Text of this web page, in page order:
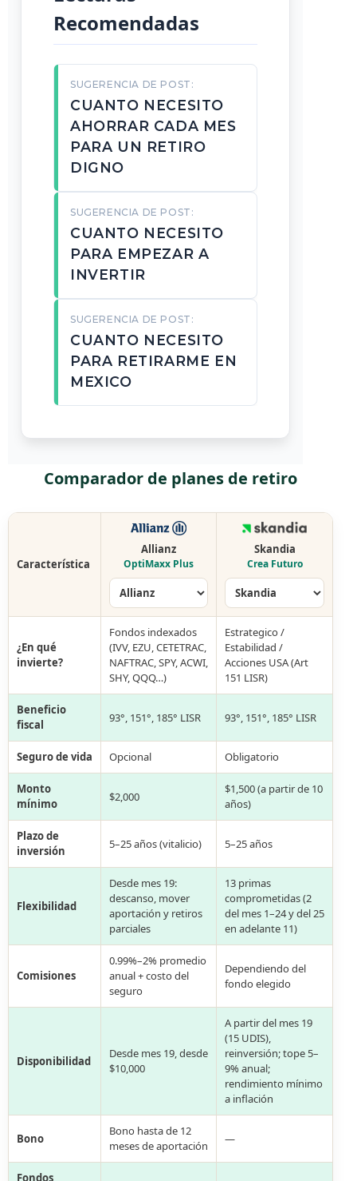
Recomendadas
SUGERENCIA DE POST:
CUANTO NECESITO
AHORRAR CADA MES
PARA UN RETIRO
DIGNO
SUGERENCIA DE POST:
CUANTO NECESITO
PARA EMPEZAR A
INVERTIR
SUGERENCIA DE POST:
CUANTO NECESITO
PARA RETIRARME EN
MEXICO
Comparador de planes de retiro
Característica
Allianz
OptiMaxx Plus
Skandia
Crea Futuro
¿En qué
invierte?
Fondos indexados
(IVV, EZU, CETETRAC,
NAFTRAC, SPY, ACWI,
SHY, QQQ…)
Estrategico /
Estabilidad /
Acciones USA (Art
151 LISR)
Beneficio
fiscal
93°, 151°, 185° LISR 93°, 151°, 185° LISR
Seguro de vida Opcional Obligatorio
Monto
mínimo
$2,000
$1,500 (a partir de 10
años)
Plazo de
inversión
5–25 años (vitalicio) 5–25 años
Flexibilidad
Desde mes 19:
descanso, mover
aportación y retiros
parciales
13 primas
comprometidas (2
del mes 1–24 y del 25
en adelante 11)
Comisiones
0.99%–2% promedio
anual + costo del
seguro
Dependiendo del
fondo elegido
Disponibilidad
Desde mes 19, desde
$10,000
A partir del mes 19
(15 UDIS),
reinversión; tope 5–
9% anual;
rendimiento mínimo
a inflación
Bono
Bono hasta de 12
meses de aportación
—
Fondos